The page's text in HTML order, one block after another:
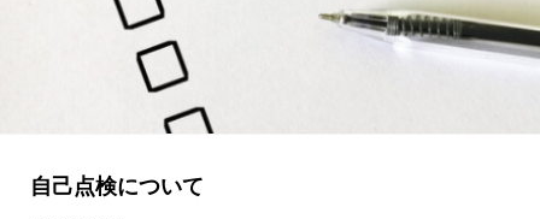
自己点検について